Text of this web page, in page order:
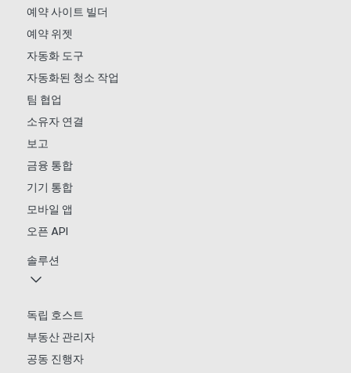
예약 사이트 빌더
예약 위젯
자동화 도구
자동화된 청소 작업
팀 협업
소유자 연결
보고
금융 통합
기기 통합
모바일 앱
오픈 API
솔루션
독립 호스트
부동산 관리자
공동 진행자